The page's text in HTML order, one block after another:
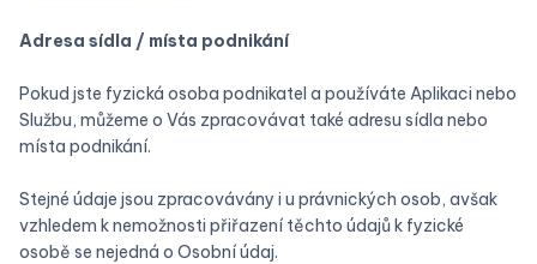
‍Adresa sídla / místa podnikání
Pokud jste fyzická osoba podnikatel a používáte Aplikaci nebo
Službu, můžeme o Vás zpracovávat také adresu sídla nebo
místa podnikání.
Stejné údaje jsou zpracovávány i u právnických osob, avšak
vzhledem k nemožnosti přiřazení těchto údajů k fyzické
osobě se nejedná o Osobní údaj.